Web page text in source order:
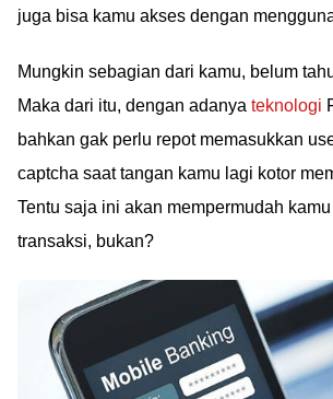
juga bisa kamu akses dengan
Mungkin sebagian dari kamu, belum
Maka dari itu, dengan adanya teknologi
bahkan gak perlu repot memasukkan
captcha saat tangan kamu lagi kotor
Tentu saja ini akan mempermudah
transaksi, bukan?